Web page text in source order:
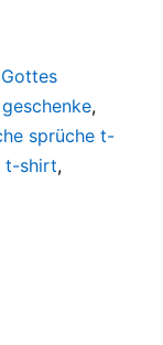
Gottes
,
sprüche t-
t-shirt,